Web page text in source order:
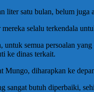
satu bulan, belum juga
selalu terkendala
semua persoalan
ke dinas terkait.
diharapkan ke
sangat butuh diperbaiki,